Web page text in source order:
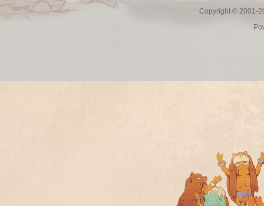
uz!
Copyright © 2001-